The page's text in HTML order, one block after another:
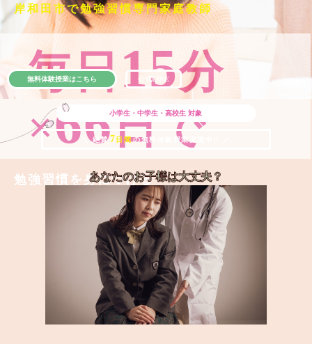
岸和田市で勉強習慣専門家庭教師
毎日15分
×66日で
勉強習慣を身につける
小学生・中学生・高校生 対象
＼ 絶賛 7 日間の無料体験授業実施中!! ／
無料体験授業はこちら 公式LINE
あなたのお子様は大丈夫？